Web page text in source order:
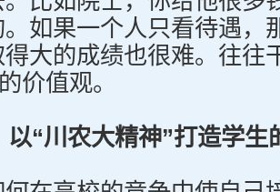
如果一个人只看待遇，
大的成绩也很难。往往
价值观。
“川农大精神”打造学生